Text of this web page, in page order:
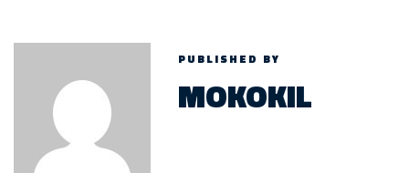
PUBLISHED BY
MOKOKIL